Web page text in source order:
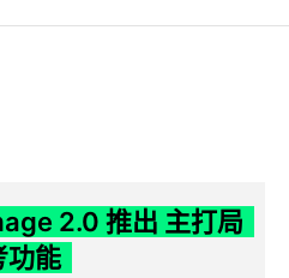
2.0 推出 主打局
功能